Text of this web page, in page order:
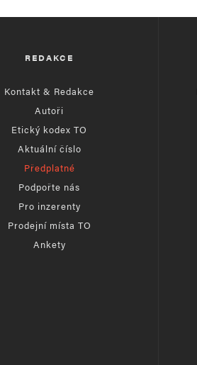
REDAKCE
Kontakt & Redakce
Autoři
Etický kodex TO
Aktuální číslo
Předplatné
Podpořte nás
Pro inzerenty
Prodejní místa TO
Ankety